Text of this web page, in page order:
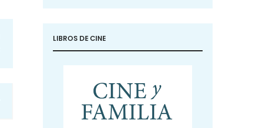
LIBROS DE CINE